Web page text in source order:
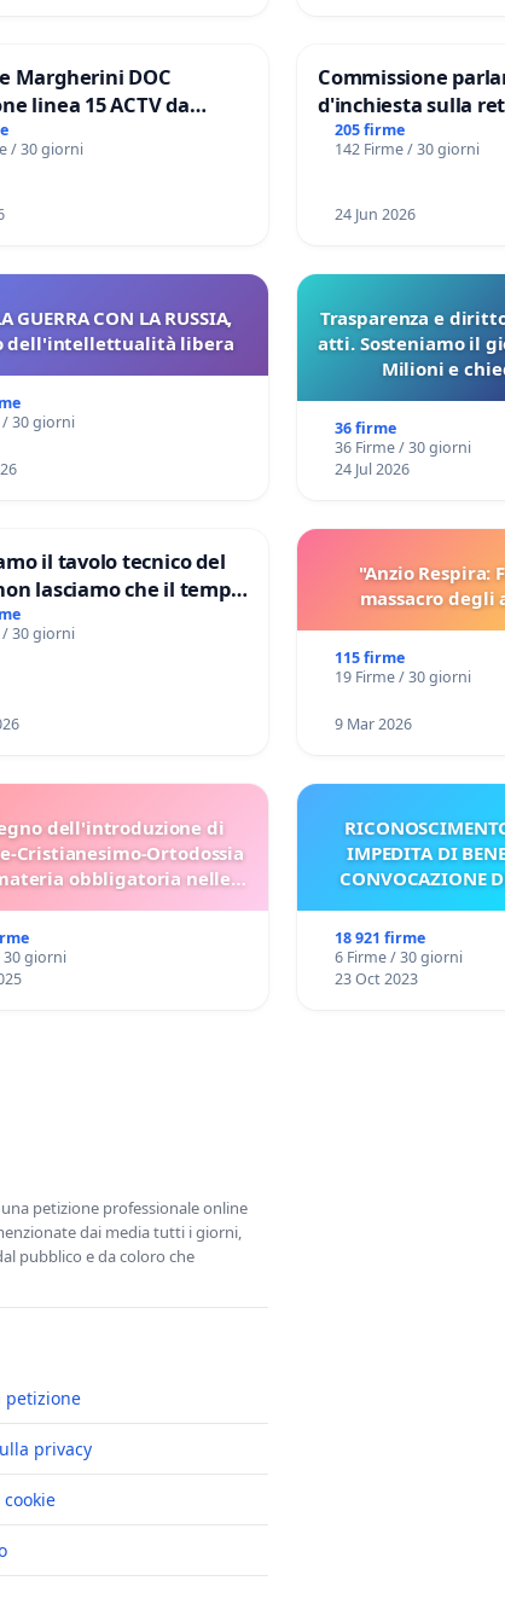
Margherini DOC
linea 15 ACTV da
P.zza S. Antonio
Marco Polo tariffa a
/ 30 giorni
Commissione
d'inchiesta sulla
del Mossad: verità
Files
205 firme
142 Firme / 30 giorni
24 Jun 2026
GUERRA CON LA RUSSIA,
dell'intellettualità libera
/ 30 giorni
Trasparenza e
atti. Sosteniamo il
Milioni e
sulla
36 firme
36 Firme / 30 giorni
24 Jul 2026
il tavolo tecnico del
lasciamo che il tempo
ricerche di Domenico
/ 30 giorni
"Anzio Respira:
massacro degli
115 firme
19 Firme / 30 giorni
9 Mar 2026
dell'introduzione di
Cristianesimo-Ortodossia
obbligatoria nelle
30 giorni
IMPEDITA DI
CONVOCAZIONE
18 921 firme
6 Firme / 30 giorni
23 Oct 2023
petizione professionale online
dai media tutti i giorni,
pubblico e da coloro che
petizione
privacy
cookie